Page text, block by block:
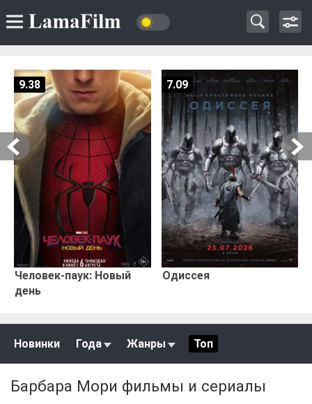
Человек-паук: Новый
день
9.38
Одиссея
7.09
Новинки Года Жанры Топ
Барбара Мори фильмы и сериалы